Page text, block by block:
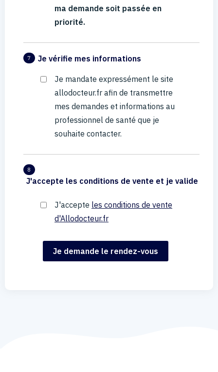
ma demande soit passée en
priorité.
7 Je vérifie mes informations
Je mandate expressément le site
allodocteur.fr afin de transmettre
mes demandes et informations au
professionnel de santé que je
souhaite contacter.
8
J'accepte les conditions de vente et je valide
J'accepte les conditions de vente
d'Allodocteur.fr